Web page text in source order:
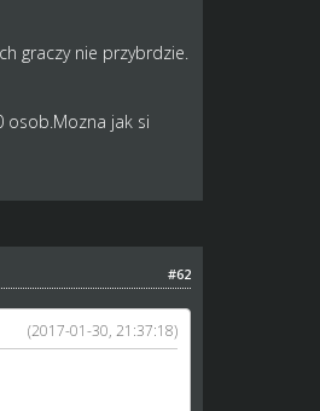
graczy nie przybrdzie.
osob.Mozna jak si
#62
(2017-01-30, 21:37:18)